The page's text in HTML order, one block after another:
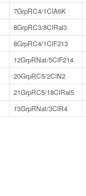
7GrpRC4/1ClA6K
8GrpRC3/8ClRal3
8GrpRC4/1ClF213
12GrpRNat/5ClF214
20GrpRC5/2ClN2
21GrpRC5/18ClRal5
13GrpRNat/3ClR4